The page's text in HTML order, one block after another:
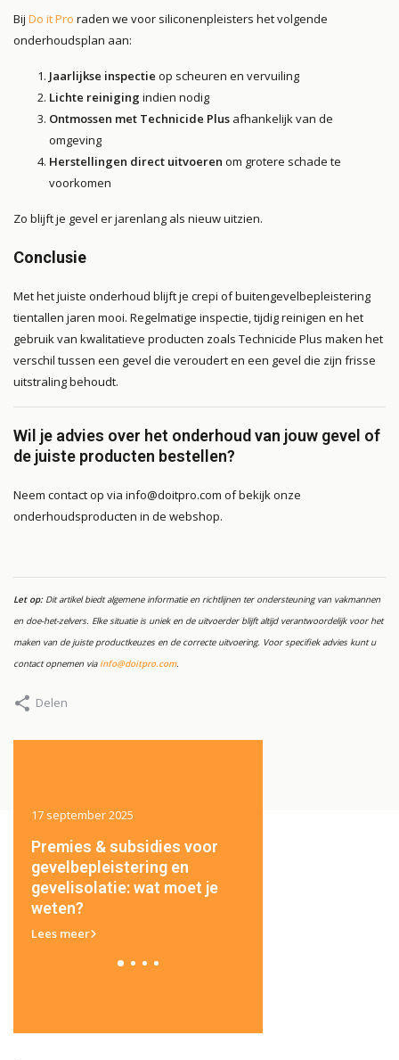
Bij Do it Pro raden we voor siliconenpleisters het volgende
onderhoudsplan aan:
Jaarlijkse inspectie op scheuren en vervuiling
Lichte reiniging indien nodig
Ontmossen met Technicide Plus afhankelijk van de
omgeving
Herstellingen direct uitvoeren om grotere schade te
voorkomen
Zo blijft je gevel er jarenlang als nieuw uitzien.
Conclusie
Met het juiste onderhoud blijft je crepi of buitengevelbepleistering
tientallen jaren mooi. Regelmatige inspectie, tijdig reinigen en het
gebruik van kwalitatieve producten zoals Technicide Plus maken het
verschil tussen een gevel die veroudert en een gevel die zijn frisse
uitstraling behoudt.
Wil je advies over het onderhoud van jouw gevel of
de juiste producten bestellen?
Neem contact op via info@doitpro.com of bekijk onze
onderhoudsproducten in de webshop.
Let op: Dit artikel biedt algemene informatie en richtlijnen ter ondersteuning van vakmannen
en doe-het-zelvers. Elke situatie is uniek en de uitvoerder blijft altijd verantwoordelijk voor het
maken van de juiste productkeuzes en de correcte uitvoering. Voor specifiek advies kunt u
contact opnemen via info@doitpro.com.
Delen
17 september 2025
Premies & subsidies voor
gevelbepleistering en
gevelisolatie: wat moet je
weten?
Lees meer